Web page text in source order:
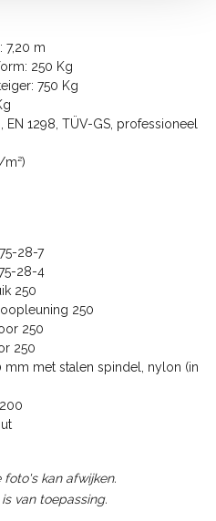
7,20 m
250 Kg
750 Kg
1298, TÜV-GS, professioneel
28-7
28-4
250
250
250
250
met stalen spindel, nylon (in
kan afwijken.
van toepassing.